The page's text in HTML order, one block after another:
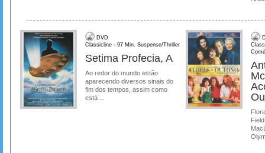
DVD
Classicline - 97 Min. Suspense/Thriller
Setima Profecia, A
Ao redor do mundo estão
aparecendo diversos sinais do
fim dos tempos, assim como
está ...